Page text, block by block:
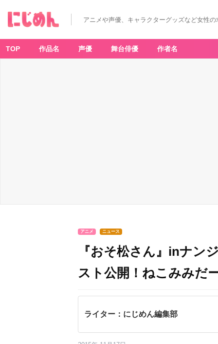
アニメや声優、キャラクターグッズなど女性
TOP 作品名 声優 舞台俳優 作者名
アニメ ニュース
『おそ松さん』inナン
スト公開！ねこみみだ
ライター：にじめん編集部